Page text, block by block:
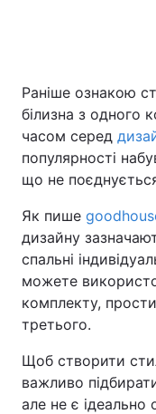
Раніше ознакою
білизна з одного
часом серед
популярності
що не
Як пише
дизайну
спальні
можете
комплекту,
третього.
Щоб створити
важливо
але не є